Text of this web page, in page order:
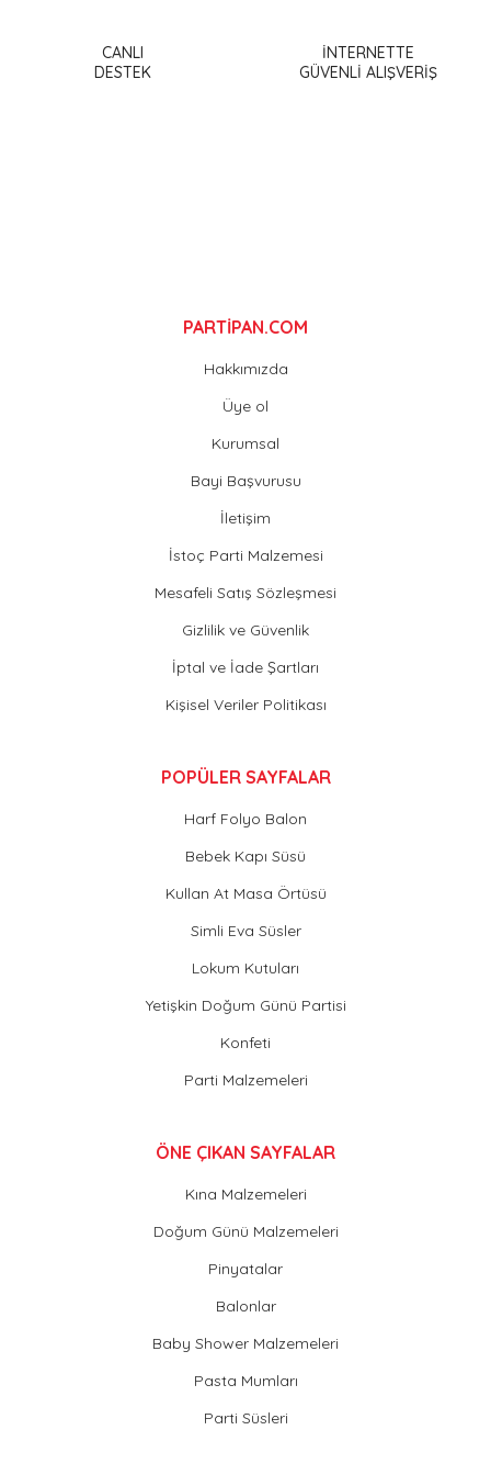
Ürün açıklamasında eksik bilgiler bulunuyor.
Ürün bilgilerinde hatalar bulunuyor.
CANLI
DESTEK
İNTERNETTE
GÜVENLİ ALIŞVERİŞ
PARTİPAN.COM
Hakkımızda
Üye ol
Kurumsal
Bayi Başvurusu
İletişim
İstoç Parti Malzemesi
Mesafeli Satış Sözleşmesi
Gizlilik ve Güvenlik
İptal ve İade Şartları
Kişisel Veriler Politikası
POPÜLER SAYFALAR
Harf Folyo Balon
Bebek Kapı Süsü
Kullan At Masa Örtüsü
Simli Eva Süsler
Lokum Kutuları
Yetişkin Doğum Günü Partisi
Konfeti
Parti Malzemeleri
ÖNE ÇIKAN SAYFALAR
Kına Malzemeleri
Doğum Günü Malzemeleri
Pinyatalar
Balonlar
Baby Shower Malzemeleri
Pasta Mumları
Parti Süsleri